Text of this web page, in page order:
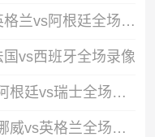
07月16日世界杯半决赛英格兰vs阿根廷全场录像
vs西班牙全场录像
07月12日世界杯1/4决赛阿根廷vs瑞士全场录像
07月12日世界杯1/4决赛挪威vs英格兰全场录像